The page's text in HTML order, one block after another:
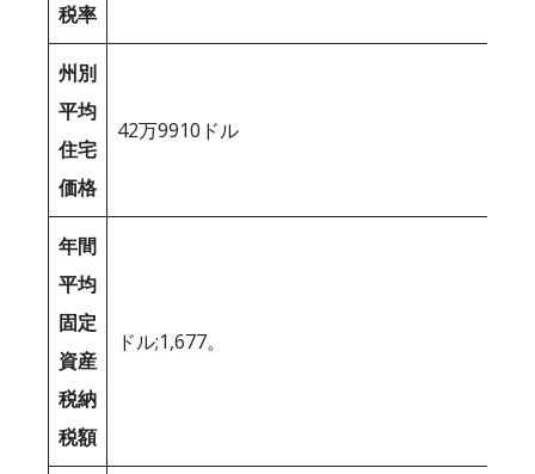
税率
州別
平均
住宅
価格
42万9910ドル
年間
平均
固定
資産
税納
税額
ドル;1,677。